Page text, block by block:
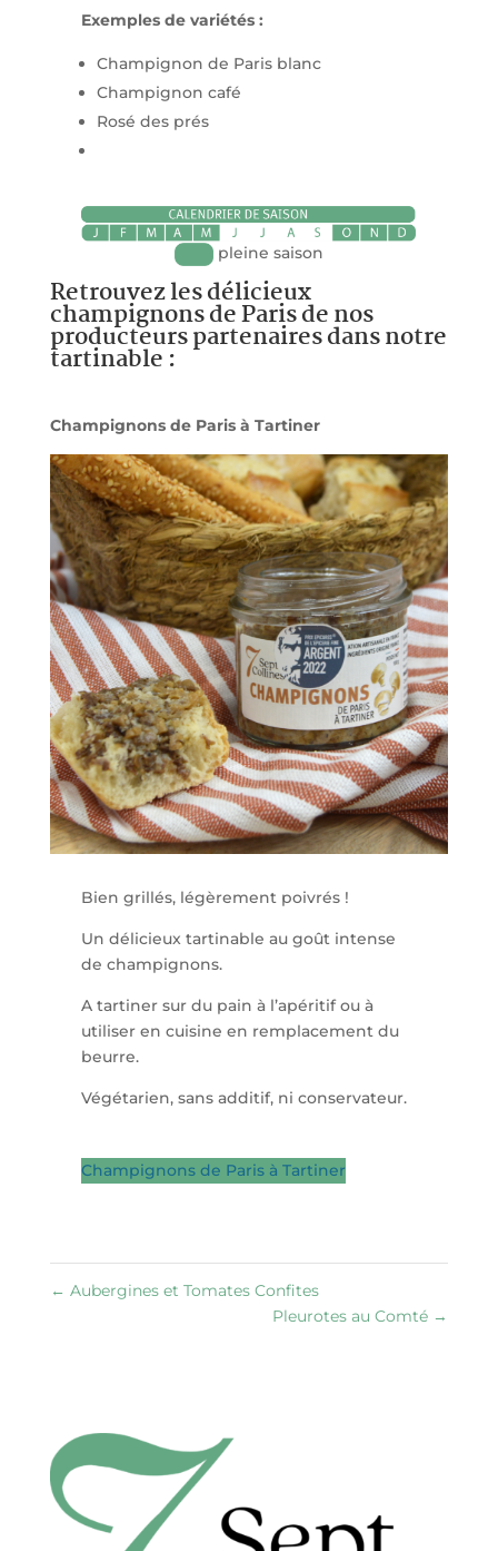
Exemples de variétés :
Champignon de Paris blanc
Champignon café
Rosé des prés
pleine saison
Retrouvez les délicieux
champignons de Paris de nos
producteurs partenaires dans notre
tartinable :
Champignons de Paris à Tartiner
Bien grillés, légèrement poivrés !
Un délicieux tartinable au goût intense
de champignons.
A tartiner sur du pain à l’apéritif ou à
utiliser en cuisine en remplacement du
beurre.
Végétarien, sans additif, ni conservateur.
Champignons de Paris à Tartiner
← Aubergines et Tomates Confites
Pleurotes au Comté →